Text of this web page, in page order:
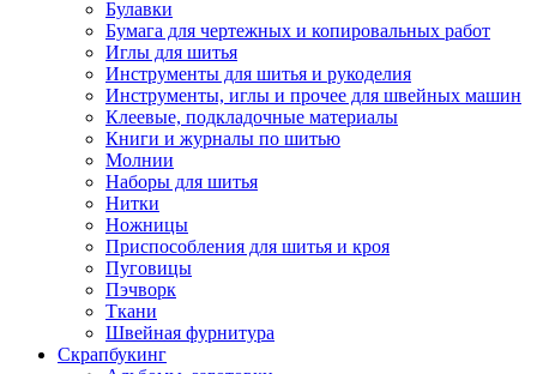
Булавки
Бумага для чертежных и копировальных работ
Иглы для шитья
Инструменты для шитья и рукоделия
Инструменты, иглы и прочее для швейных машин
Клеевые, подкладочные материалы
Книги и журналы по шитью
Молнии
Наборы для шитья
Нитки
Ножницы
Приспособления для шитья и кроя
Пуговицы
Пэчворк
Ткани
Швейная фурнитура
Скрапбукинг